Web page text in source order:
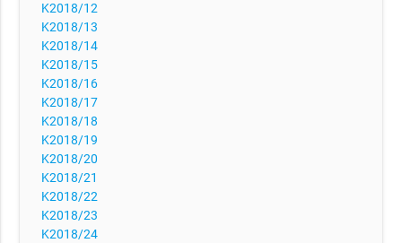
K2018/12
K2018/13
K2018/14
K2018/15
K2018/16
K2018/17
K2018/18
K2018/19
K2018/20
K2018/21
K2018/22
K2018/23
K2018/24